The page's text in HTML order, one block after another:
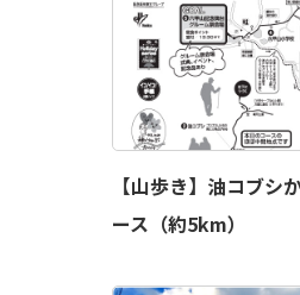
【山歩き】油コブシ
ース（約5km）